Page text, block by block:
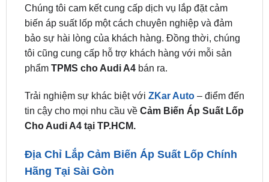
bảo sự hài lòng của khách hàng. Đồng thời, chúng
tôi cũng cung cấp hỗ trợ khách hàng với mỗi sản
phẩmTPMS cho Audi A4 bán ra.
Trải nghiệm sự khác biệt vớiZKar Auto
Cho Audi A4tại TP.HCM.
Địa Chỉ Lắp Cảm Biến Áp Suất Lốp Chính
ZKar Autolà đại lý phân phối cảm biến áp suất lốp
ô tô chính hãng tại thị trường Việt Nam. Liên hệ với